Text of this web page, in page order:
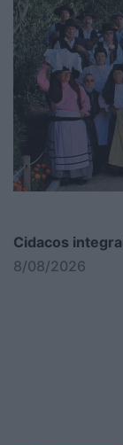
Cidacos
8/08/2026